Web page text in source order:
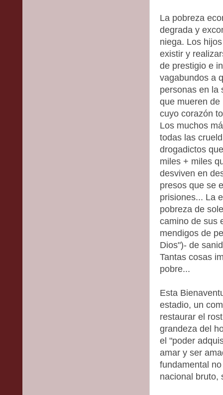
La pobreza
degrada y
niega. Los
existir y
de prestigio e
vagabundos a
personas en la
que mueren
cuyo corazón
Los muchos
todas las
drogadictos
miles + miles
desviven en
presos que se
prisiones... La
pobreza de
camino de sus
mendigos de
Dios")- de
Tantas cosas
pobre...
Esta
estadio, un
restaurar el
grandeza del
el "poder
amar y ser
fundamental
nacional bruto,